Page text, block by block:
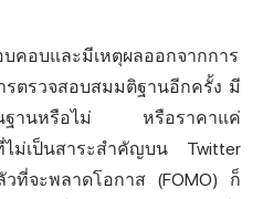
คอบและมีเหตุผลออกจากการ
ตรวจสอบสมมติฐานอีกครั้ง มี
พื้นฐานหรือไม่ หรือราคาแค่
ม่เป็นสาระสำคัญบน Twitter
ที่จะพลาดโอกาส (FOMO) ก็